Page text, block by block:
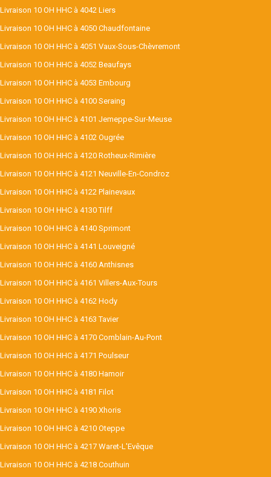
Livraison 10 OH HHC à 4042 Liers
Livraison 10 OH HHC à 4050 Chaudfontaine
Livraison 10 OH HHC à 4051 Vaux-Sous-Chèvremont
Livraison 10 OH HHC à 4052 Beaufays
Livraison 10 OH HHC à 4053 Embourg
Livraison 10 OH HHC à 4100 Seraing
Livraison 10 OH HHC à 4101 Jemeppe-Sur-Meuse
Livraison 10 OH HHC à 4102 Ougrée
Livraison 10 OH HHC à 4120 Rotheux-Rimière
Livraison 10 OH HHC à 4121 Neuville-En-Condroz
Livraison 10 OH HHC à 4122 Plainevaux
Livraison 10 OH HHC à 4130 Tilff
Livraison 10 OH HHC à 4140 Sprimont
Livraison 10 OH HHC à 4141 Louveigné
Livraison 10 OH HHC à 4160 Anthisnes
Livraison 10 OH HHC à 4161 Villers-Aux-Tours
Livraison 10 OH HHC à 4162 Hody
Livraison 10 OH HHC à 4163 Tavier
Livraison 10 OH HHC à 4170 Comblain-Au-Pont
Livraison 10 OH HHC à 4171 Poulseur
Livraison 10 OH HHC à 4180 Hamoir
Livraison 10 OH HHC à 4181 Filot
Livraison 10 OH HHC à 4190 Xhoris
Livraison 10 OH HHC à 4210 Oteppe
Livraison 10 OH HHC à 4217 Waret-L'Evêque
Livraison 10 OH HHC à 4218 Couthuin